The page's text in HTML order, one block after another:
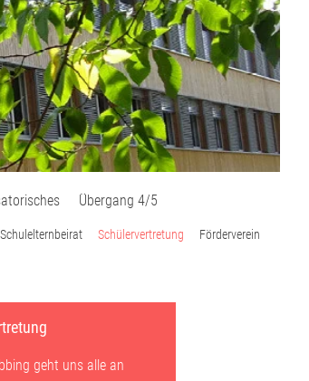
Schulelternbeirat Schülervertretung Förderverein
Übergang 4/5
geht uns alle an